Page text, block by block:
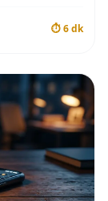
⏱ 6 dk